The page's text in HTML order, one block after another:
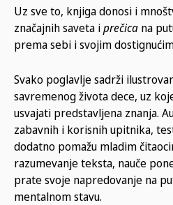
Uz sve to, knjiga donosi i
značajnih saveta iprečica na
prema sebi i svojim
Svako poglavlje sadrži
savremenog života dece, uz
usvajati predstavljena znanja.
zabavnih i korisnih upitnika,
dodatno pomažu mladim
razumevanje teksta, nauče
prate svoje napredovanje na
mentalnom stavu.